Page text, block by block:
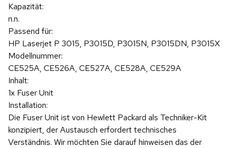
Kapazität:
n.n.
Passend für:
HP Laserjet P 3015, P3015D, P3015N, P3015DN, P3015X
Modellnummer:
CE525A, CE526A, CE527A, CE528A, CE529A
Inhalt:
1x Fuser Unit
Installation:
Die Fuser Unit ist von Hewlett Packard als Techniker-Kit
konzipiert, der Austausch erfordert technisches
Verständnis. Wir möchten Sie darauf hinweisen das der